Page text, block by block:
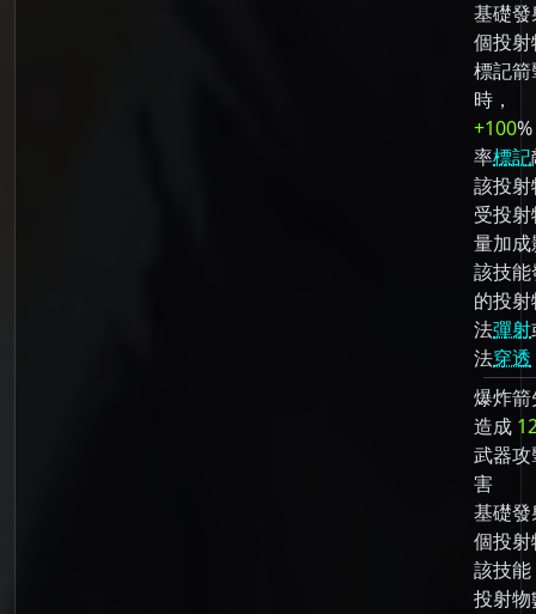
基礎發
個投射
標記
時，
+100
率標記
該投
受投
量加
該技
的投
法彈射
法穿透
爆炸
造成
武器
害
基礎
個投射
該技能
投射